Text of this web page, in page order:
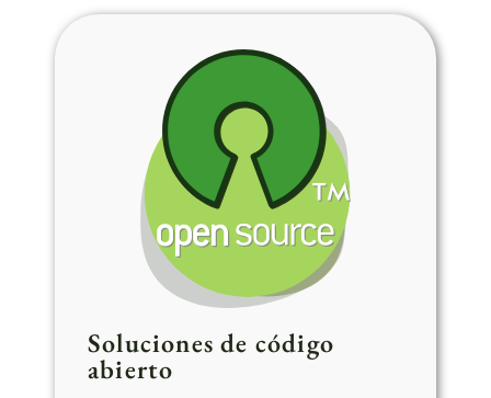
Soluciones de código
abierto